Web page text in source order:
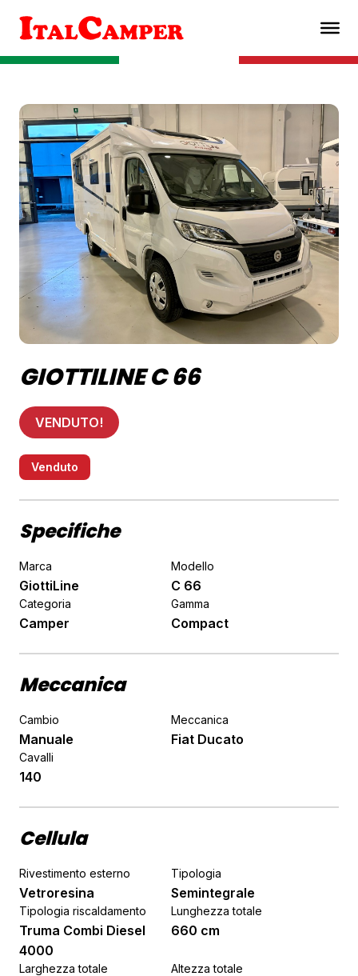
GIOTTILINE C 66
VENDUTO!
Venduto
Specifiche
Marca
GiottiLine
Modello
C 66
Categoria
Camper
Gamma
Compact
Meccanica
Cambio
Manuale
Meccanica
Fiat Ducato
Cavalli
140
Cellula
Rivestimento esterno
Vetroresina
Tipologia
Semintegrale
Tipologia riscaldamento
Truma Combi Diesel
4000
Lunghezza totale
660 cm
Larghezza totale Altezza totale